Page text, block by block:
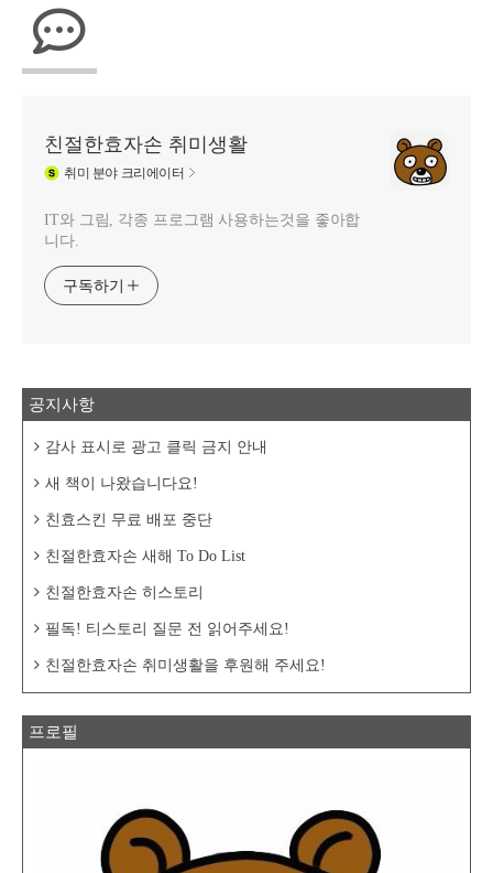
친절한효자손 취미생활
취미 분야 크리에이터
IT와 그림, 각종 프로그램 사용하는것을 좋아합
니다.
구독하기
공지사항
감사 표시로 광고 클릭 금지 안내
새 책이 나왔습니다요!
친효스킨 무료 배포 중단
친절한효자손 새해 To Do List
친절한효자손 히스토리
필독! 티스토리 질문 전 읽어주세요!
친절한효자손 취미생활을 후원해 주세요!
프로필